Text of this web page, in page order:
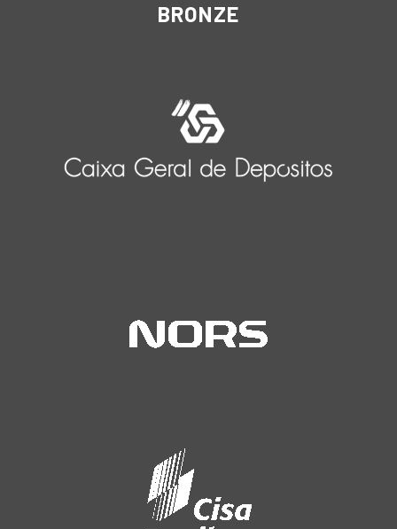
BRONZE